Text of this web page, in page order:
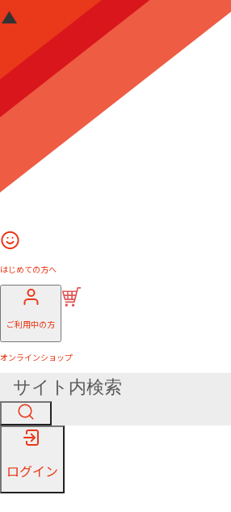
はじめての方へ
ご利用中の方
オンラインショップ
ログイン